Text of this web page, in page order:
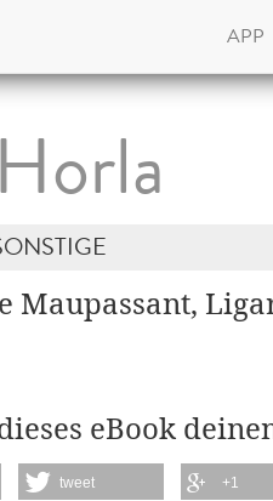
APP
Maupassant,
eBook
tweet +1